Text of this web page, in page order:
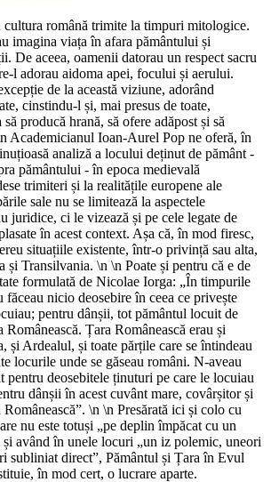
română trimite la timpuri mitologice.
imagina viața în afara pământului și
De aceea, oamenii datorau un respect sacru
l adorau aidoma apei, focului și aerului.
de la această viziune, adorând
cinstindu-l și, mai presus de toate,
producă hrană, să ofere adăpost și să
Academicianul Ioan-Aurel Pop ne oferă, în
analiză a locului deținut de pământ -
pământului - în epoca medievală
trimiteri și la realitățile europene ale
sale nu se limitează la aspectele
juridice, ci le vizează și pe cele legate de
în acest context. Așa că, în mod firesc,
situațiile existente, într-o privință sau alta,
Transilvania. \n \n Poate și pentru că e de
formulată de Nicolae Iorga: „În timpurile
nicio deosebire în ceea ce privește
pentru dânșii, tot pământul locuit de
Românească. Țara Românească erau și
și Ardealul, și toate părțile care se întindeau
locurile unde se găseau români. N-aveau
pentru deosebitele ținuturi pe care le locuiau
dânșii în acest cuvânt mare, covârșitor și
\n \n Presărată ici și colo cu
nu este totuși „pe deplin împăcat cu un
și având în unele locuri „un iz polemic, uneori
subliniat direct”, Pământul și Țara în Evul
în mod cert, o lucrare aparte.